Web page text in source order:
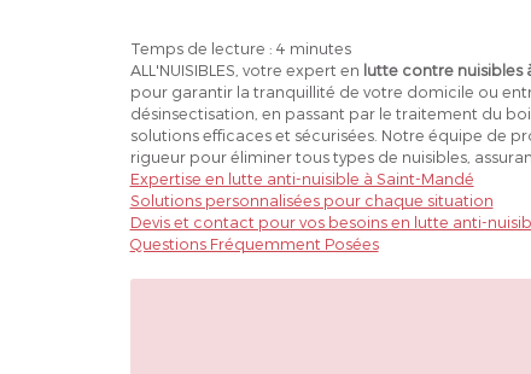
Temps de lecture : 4 minutes
ALL'NUISIBLES, votre expert en lutte contre nuisibles
pour garantir la tranquillité de votre domicile ou
désinsectisation, en passant par le traitement du
solutions efficaces et sécurisées. Notre équipe de
rigueur pour éliminer tous types de nuisibles,
Expertise en lutte anti-nuisible à Saint-Mandé
Solutions personnalisées pour chaque situation
Devis et contact pour vos besoins en lutte anti-
Questions Fréquemment Posées